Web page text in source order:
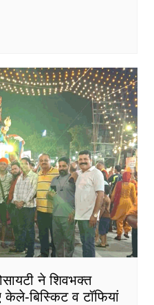
ने शिवभक्त
केले-बिस्किट व टॉफियां